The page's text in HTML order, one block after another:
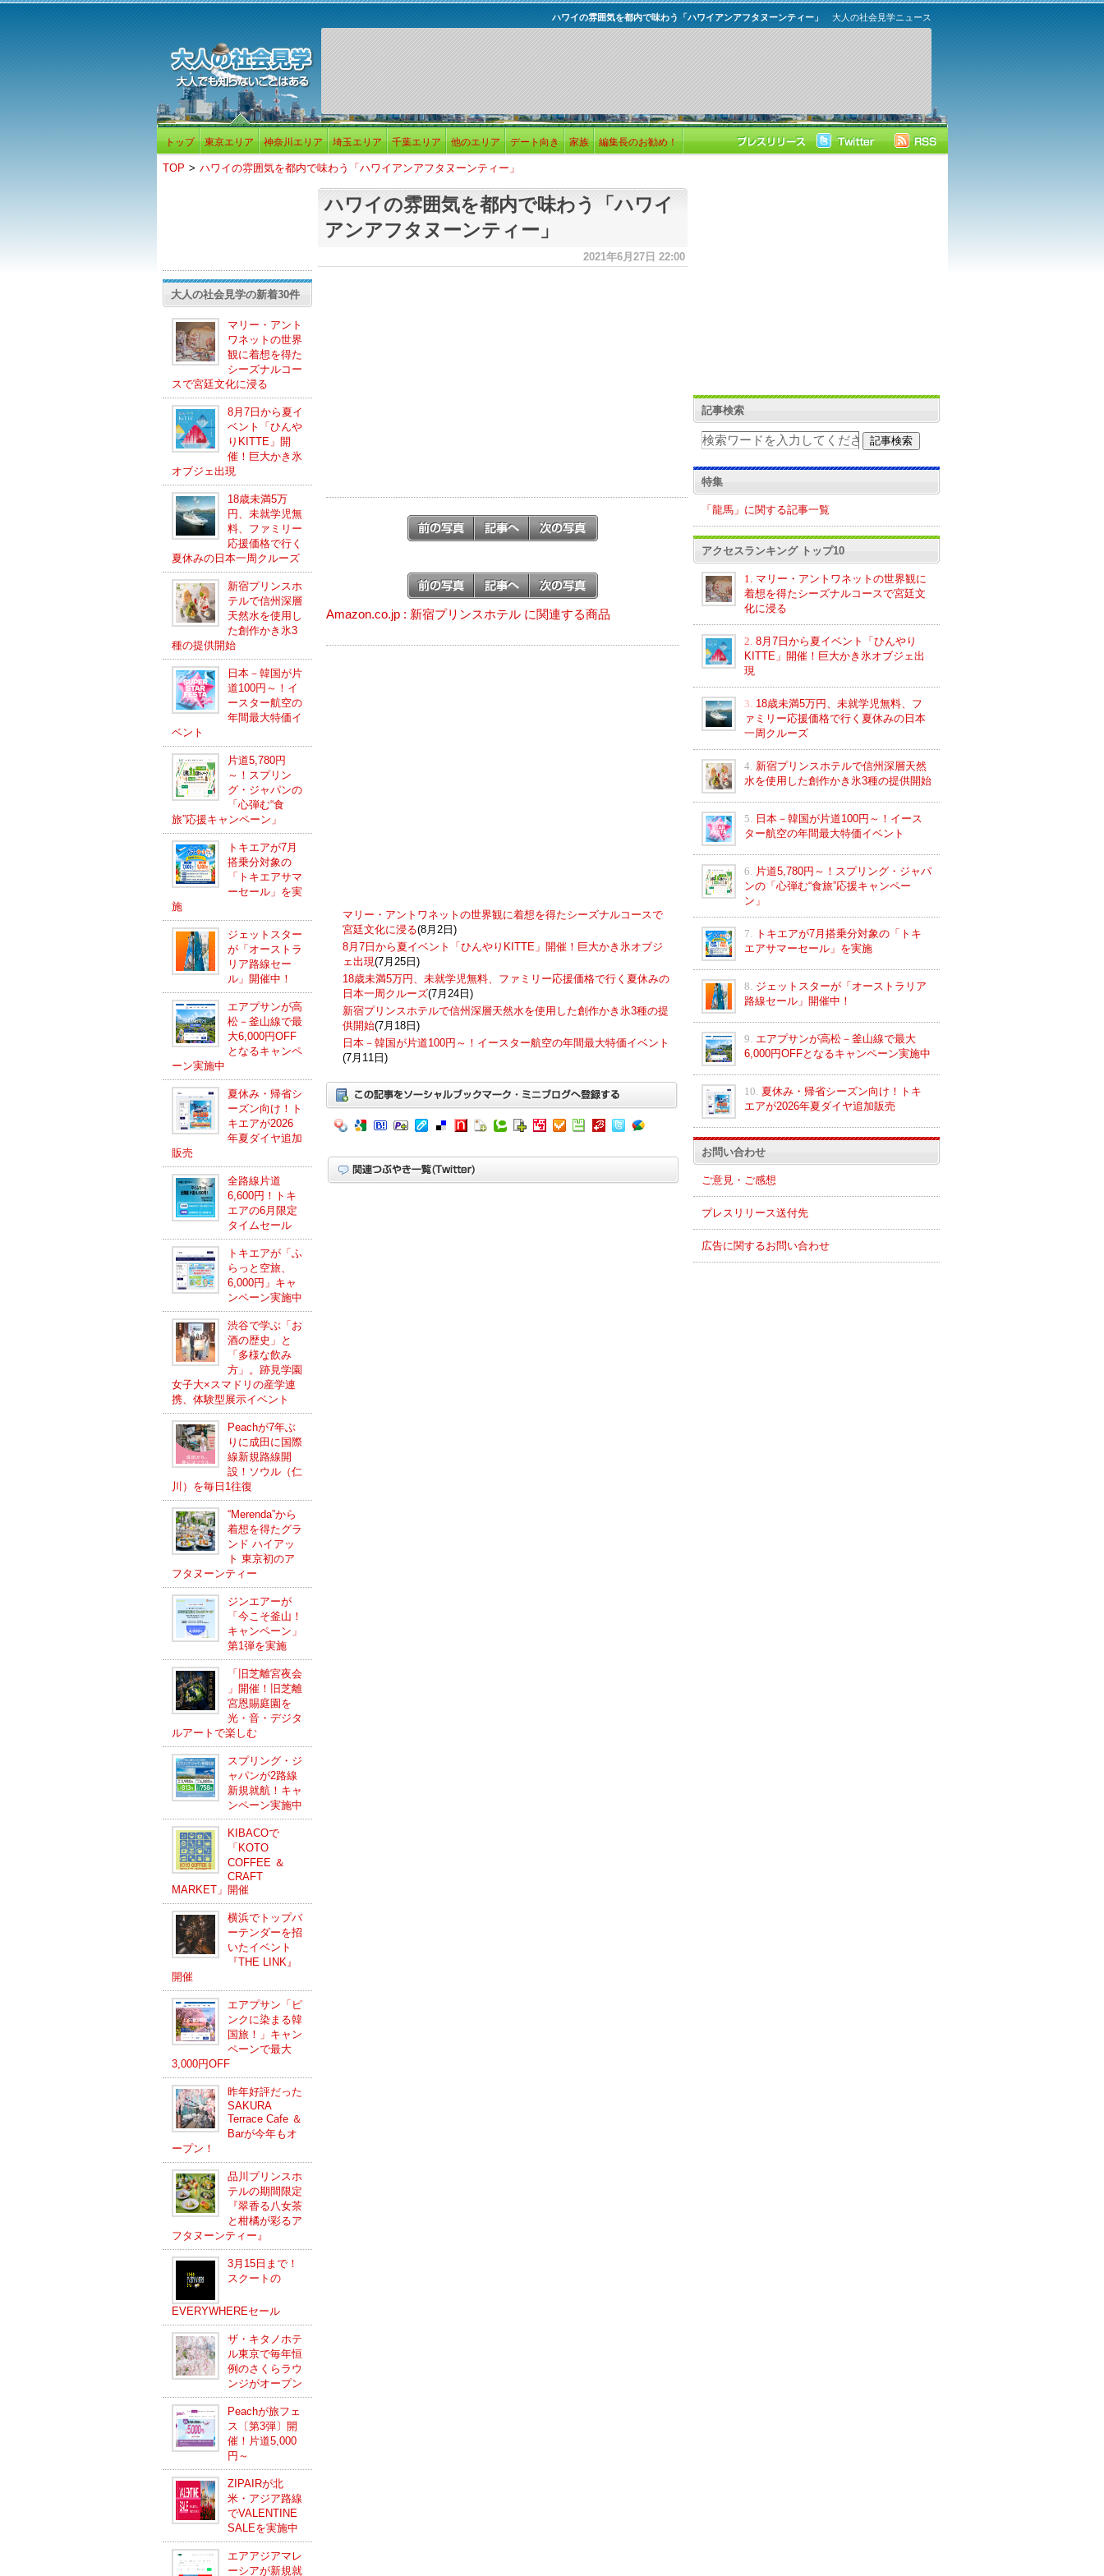
大人の社会見学ニュース
ハワイの雰囲気を都内で味わう「ハワイアンアフタヌーンティー」
トップ 東京エリア 神奈川エリア 埼玉エリア 千葉エリア 他のエリア デート向き 家族 編集長のお勧め！
TOP > ハワイの雰囲気を都内で味わう「ハワイアンアフタヌーンティー」
大人の社会見学の新着30件
マリー・アント
ワネットの世界
観に着想を得た
シーズナルコー
スで宮廷文化に浸る
8月7日から夏イ
ベント「ひんや
りKITTE」開
催！巨大かき氷
オブジェ出現
18歳未満5万
円、未就学児無
料、ファミリー
応援価格で行く
夏休みの日本一周クルーズ
新宿プリンスホ
テルで信州深層
天然水を使用し
た創作かき氷3
種の提供開始
日本－韓国が片
道100円～！イ
ースター航空の
年間最大特価イ
ベント
片道5,780円
～！スプリン
グ・ジャパンの
「心弾む“食
旅”応援キャンペーン」
トキエアが7月
搭乗分対象の
「トキエアサマ
ーセール」を実
施
ジェットスター
が「オーストラ
リア路線セー
ル」開催中！
エアプサンが高
松－釜山線で最
大6,000円OFF
となるキャンペ
ーン実施中
夏休み・帰省シ
ーズン向け！ト
キエアが2026
年夏ダイヤ追加
販売
全路線片道
6,600円！トキ
エアの6月限定
タイムセール
トキエアが「ふ
らっと空旅、
6,000円」キャ
ンペーン実施中
渋谷で学ぶ「お
酒の歴史」と
「多様な飲み
方」。跡見学園
女子大×スマドリの産学連
携、体験型展示イベント
Peachが7年ぶ
りに成田に国際
線新規路線開
設！ソウル（仁
川）を毎日1往復
“Merenda”から
着想を得たグラ
ンド ハイアッ
ト 東京初のア
フタヌーンティー
ジンエアーが
「今こそ釜山！
キャンペーン」
第1弾を実施
「旧芝離宮夜会
」開催！旧芝離
宮恩賜庭園を
光・音・デジタ
ルアートで楽しむ
スプリング・ジ
ャパンが2路線
新規就航！キャ
ンペーン実施中
KIBACOで
「KOTO
COFFEE ＆
CRAFT
MARKET」開催
横浜でトップバ
ーテンダーを招
いたイベント
『THE LINK』
開催
エアプサン「ピ
ンクに染まる韓
国旅！」キャン
ペーンで最大
3,000円OFF
昨年好評だった
SAKURA
Terrace Cafe ＆
Barが今年もオ
ープン！
品川プリンスホ
テルの期間限定
『翠香る八女茶
と柑橘が彩るア
フタヌーンティー』
3月15日まで！
スクートの
EVERYWHEREセール
ザ・キタノホテ
ル東京で毎年恒
例のさくらラウ
ンジがオープン
Peachが旅フェ
ス〔第3弾〕開
催！片道5,000
円～
ZIPAIRが北
米・アジア路線
でVALENTINE
SALEを実施中
エアアジアマレ
ーシアが新規就
ハワイの雰囲気を都内で味わう「ハワイ
アンアフタヌーンティー」
2021年6月27日 22:00
Amazon.co.jp : 新宿プリンスホテル に関連する商品
マリー・アントワネットの世界観に着想を得たシーズナルコースで
宮廷文化に浸る(8月2日)
8月7日から夏イベント「ひんやりKITTE」開催！巨大かき氷オブジ
ェ出現(7月25日)
18歳未満5万円、未就学児無料、ファミリー応援価格で行く夏休みの
日本一周クルーズ(7月24日)
新宿プリンスホテルで信州深層天然水を使用した創作かき氷3種の提
供開始(7月18日)
日本－韓国が片道100円～！イースター航空の年間最大特価イベント
(7月11日)
記事検索
特集
「龍馬」に関する記事一覧
アクセスランキング トップ10
1.
マリー・アントワネットの世界観に
着想を得たシーズナルコースで宮廷文
化に浸る
2. 8月7日から夏イベント「ひんやり
KITTE」開催！巨大かき氷オブジェ出
現
3. 18歳未満5万円、未就学児無料、フ
ァミリー応援価格で行く夏休みの日本
一周クルーズ
4. 新宿プリンスホテルで信州深層天然
水を使用した創作かき氷3種の提供開始
5.
日本－韓国が片道100円～！イース
ター航空の年間最大特価イベント
6.
片道5,780円～！スプリング・ジャパ
ンの「心弾む“食旅”応援キャンペー
ン」
7.
トキエアが7月搭乗分対象の「トキ
エアサマーセール」を実施
8. ジェットスターが「オーストラリア
路線セール」開催中！
9. エアプサンが高松－釜山線で最大
6,000円OFFとなるキャンペーン実施中
10. 夏休み・帰省シーズン向け！トキ
エアが2026年夏ダイヤ追加販売
お問い合わせ
ご意見・ご感想
プレスリリース送付先
広告に関するお問い合わせ